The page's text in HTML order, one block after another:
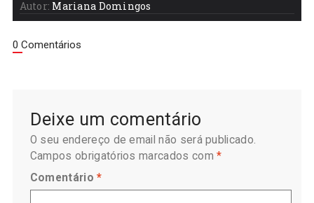
Autor: Mariana Domingos
0 Comentários
Deixe um comentário
O seu endereço de email não será publicado.
Campos obrigatórios marcados com*
Comentário*